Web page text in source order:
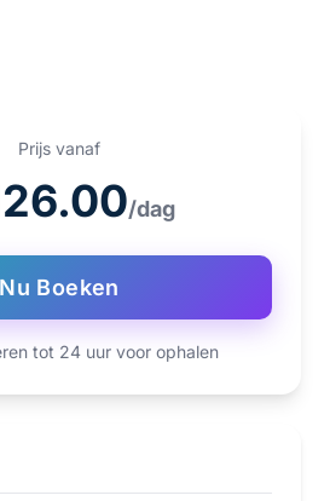
Prijs vanaf
/dag
Nu Boeken
tot 24 uur voor ophalen